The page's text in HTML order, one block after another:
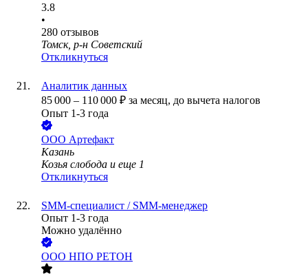
3.8
•
280 отзывов
Томск, р-н Советский
Откликнуться
Аналитик данных
85 000 – 110 000 ₽ за месяц, до вычета налогов
Опыт 1-3 года
ООО Артефакт
Казань
Козья слобода и еще 1
Откликнуться
SMM-специалист / SMM-менеджер
Опыт 1-3 года
Можно удалённо
ООО НПО РЕТОН